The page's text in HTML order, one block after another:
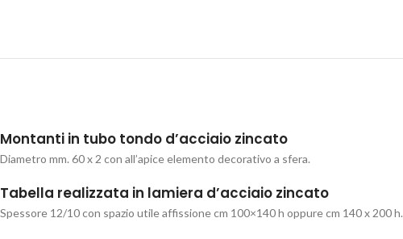
Montanti in tubo tondo d’acciaio zincato
Diametro mm. 60 x 2 con all’apice elemento decorativo a sfera.
Tabella realizzata in lamiera d’acciaio zincato
Spessore 12/10 con spazio utile affissione cm 100×140 h oppure cm 140 x 200 h.